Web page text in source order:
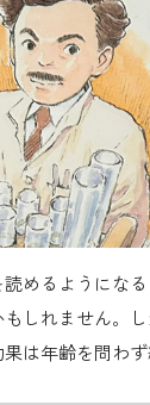
めるようにな
しれません。
は年齢を問わず